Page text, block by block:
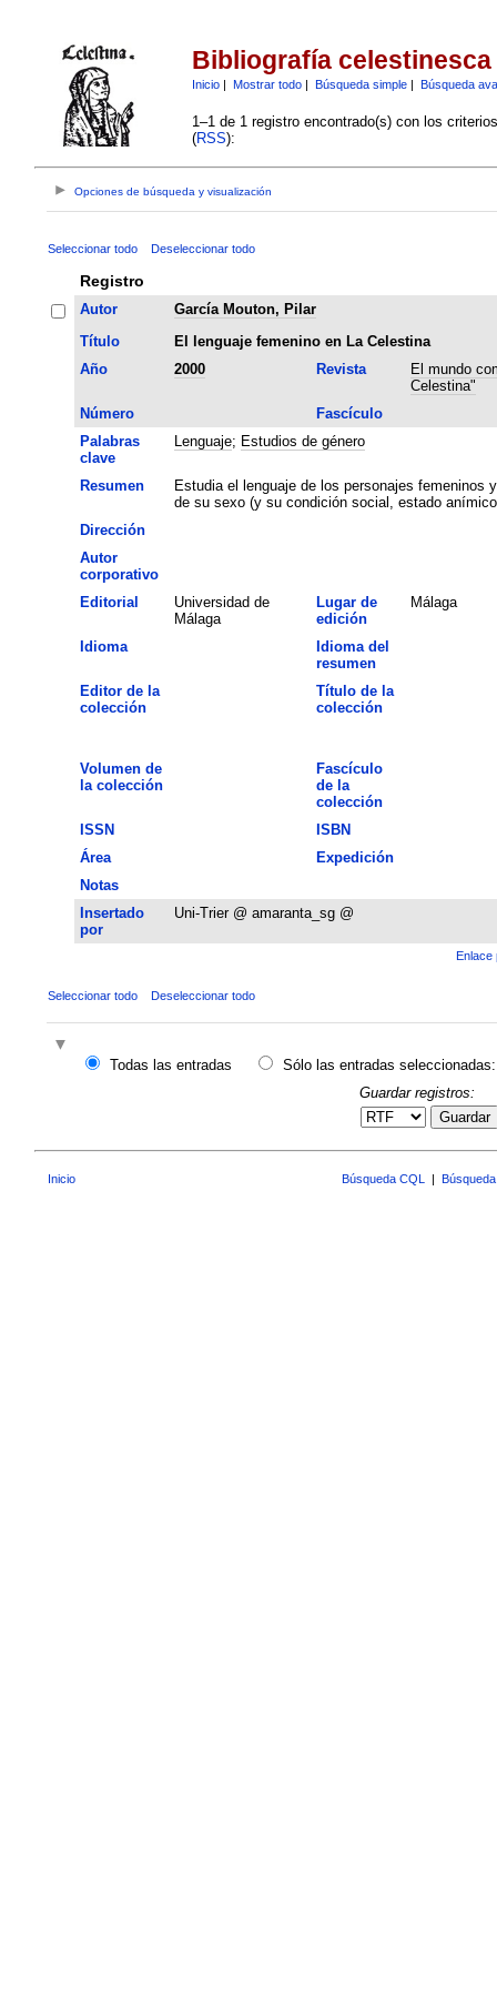
Bibliografía celestinesca
Inicio| Mostrar todo| Búsqueda simple| Búsqueda
1–1 de 1 registro encontrado(s) con los
(RSS):
Opciones de búsqueda y visualización
Seleccionar todo Deseleccionar todo
Registro
Autor
García Mouton, Pilar
Título
El lenguaje femenino en La Celestina
Año
2000 Revista
El mundo
Celestina"
Número
Fascículo
Palabras
clave
Lenguaje; Estudios de género
Resumen
Estudia el lenguaje de los personajes femeninos
de su sexo (y su condición social, estado
Dirección
Autor
corporativo
Editorial
Universidad de
Málaga
Lugar de
edición
Málaga
Idioma
Idioma del
resumen
Editor de la
colección
Título de la
colección
Volumen de
la colección
Fascículo
de la
colección
ISSN
ISBN
Área
Expedición
Notas
Insertado
por
Uni-Trier @ amaranta_sg @
Enlace
Seleccionar todo Deseleccionar todo
Todas las entradas
Sólo las entradas seleccionadas:
Guardar registros:
Guardar
Inicio Búsqueda CQL